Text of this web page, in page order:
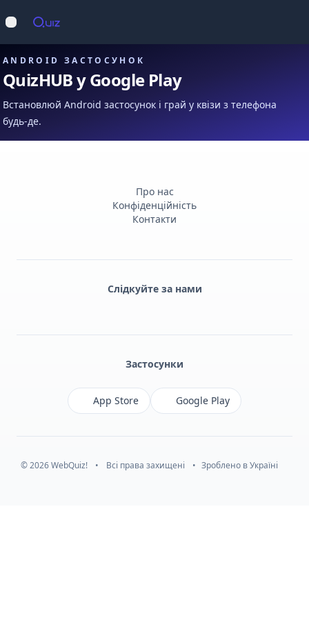
Відкрити меню
ANDROID ЗАСТОСУНОК
QuizHUB у Google Play
Встановлюй Android застосунок і грай у квізи з телефона
будь-де.
Про нас
Конфіденційність
Контакти
Слідкуйте за нами
Застосунки
App Store Google Play
© 2026 WebQuiz! • Всі права захищені • Зроблено в Україні